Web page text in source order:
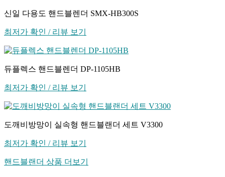
신일 다용도 핸드블렌더 SMX-HB300S
최저가 확인 / 리뷰 보기
듀플렉스 핸드블렌더 DP-1105HB
최저가 확인 / 리뷰 보기
도깨비방망이 실속형 핸드블랜더 세트 V3300
최저가 확인 / 리뷰 보기
핸드블랜더 상품 더보기